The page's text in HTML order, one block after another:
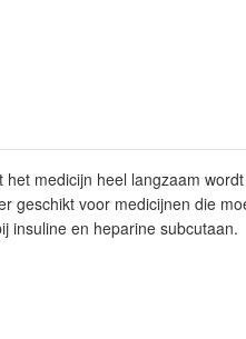
medicijn heel langzaam
geschikt voor medicijnen die
insuline en heparine subcutaan.